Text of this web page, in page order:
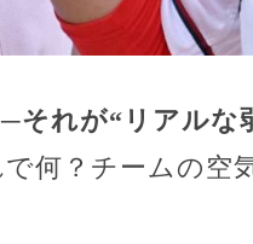
れが“リアルな
何？チームの空